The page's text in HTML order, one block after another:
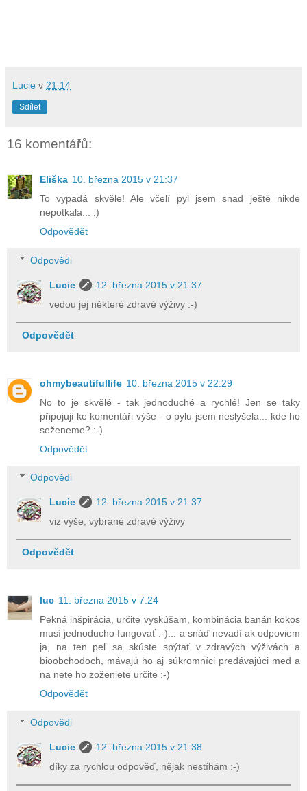
Lucie v 21:14
Sdílet
16 komentářů:
Eliška 10. března 2015 v 21:37
To vypadá skvěle! Ale včelí pyl jsem snad ještě nikde
nepotkala... :)
Odpovědět
Odpovědi
Lucie
12. března 2015 v 21:37
vedou jej některé zdravé výživy :-)
Odpovědět
ohmybeautifullife 10. března 2015 v 22:29
No to je skvělé - tak jednoduché a rychlé! Jen se taky
připojuji ke komentáři výše - o pylu jsem neslyšela... kde ho
seženeme? :-)
Odpovědět
Odpovědi
Lucie
12. března 2015 v 21:37
viz výše, vybrané zdravé výživy
Odpovědět
luc 11. března 2015 v 7:24
Pekná inšpirácia, určite vyskúšam, kombinácia banán kokos
musí jednoducho fungovať :-)... a snáď nevadí ak odpoviem
ja, na ten peľ sa skúste spýtať v zdravých výživách a
bioobchodoch, mávajú ho aj súkromníci predávajúci med a
na nete ho zoženiete určite :-)
Odpovědět
Odpovědi
Lucie
12. března 2015 v 21:38
díky za rychlou odpověď, nějak nestíhám :-)